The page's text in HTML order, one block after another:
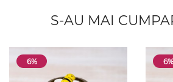
S-AU MAI
6% 6%